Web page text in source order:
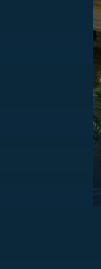
PRVNÍ SVĚTOVÁ